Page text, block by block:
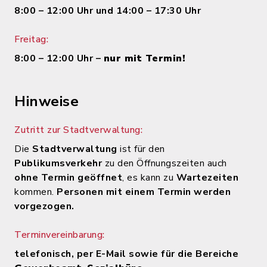
8:00 – 12:00 Uhr und 14:00 – 17:30 Uhr
Freitag:
8:00 – 12:00 Uhr – nur mit Termin!
Hinweise
Zutritt zur Stadtverwaltung:
Die Stadtverwaltung ist für den
Publikumsverkehr zu den Öffnungszeiten auch
ohne Termin geöffnet, es kann zu Wartezeiten
kommen. Personen mit einem Termin werden
vorgezogen.
Terminvereinbarung:
telefonisch, per E-Mail sowie für die Bereiche